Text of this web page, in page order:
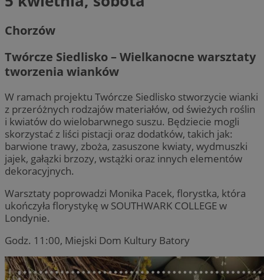
Chorzów
Twórcze Siedlisko – Wielkanocne warsztaty
tworzenia wianków
W ramach projektu Twórcze Siedlisko stworzycie wianki
z przeróżnych rodzajów materiałów, od świeżych roślin
i kwiatów do wielobarwnego suszu. Będziecie mogli
skorzystać z liści pistacji oraz dodatków, takich jak:
barwione trawy, zboża, zasuszone kwiaty, wydmuszki
jajek, gałązki brzozy, wstążki oraz innych elementów
dekoracyjnych.
Warsztaty poprowadzi Monika Pacek, florystka, która
ukończyła florystykę w SOUTHWARK COLLEGE w
Londynie.
Godz. 11:00, Miejski Dom Kultury Batory